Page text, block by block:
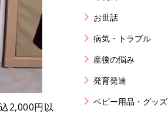
2,000円以
お世話
病気・トラブル
産後の悩み
発育発達
ベビー用品・グッズ